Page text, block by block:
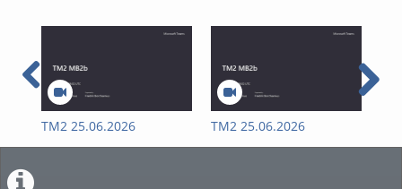
TM2 25.06.2026 TM2 25.06.2026